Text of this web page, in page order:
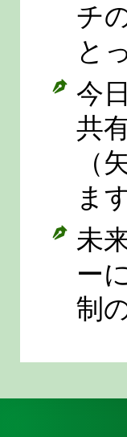
チ
と
今
共
（
ま
未
ー
制